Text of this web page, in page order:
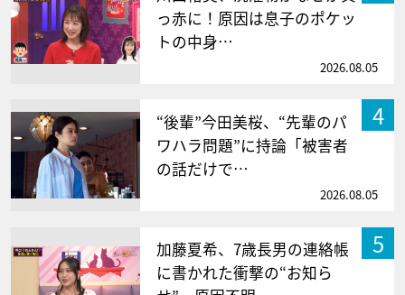
っ赤に！原因は息子のポケッ
トの中身…
2026.08.05
4
“後輩”今田美桜、“先輩のパ
ワハラ問題”に持論「被害者
の話だけで…
2026.08.05
5
加藤夏希、7歳長男の連絡帳
に書かれた衝撃の“お知ら